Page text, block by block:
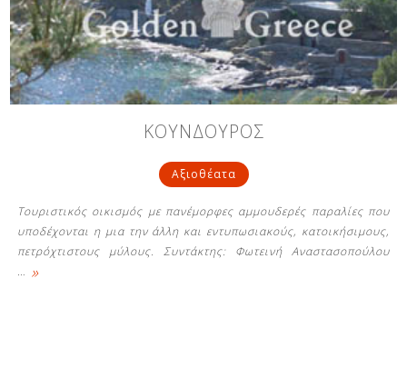
ΚΟΥΝΔΟΥΡΟΣ
Αξιοθέατα
Τουριστικός οικισμός με πανέμορφες αμμουδερές παραλίες που
υποδέχονται η μια την άλλη και εντυπωσιακούς, κατοικήσιμους,
πετρόχτιστους μύλους. Συντάκτης: Φωτεινή Αναστασοπούλου
… »